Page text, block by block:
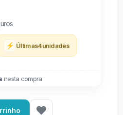
⚡ Últimas4unidades
nesta compra